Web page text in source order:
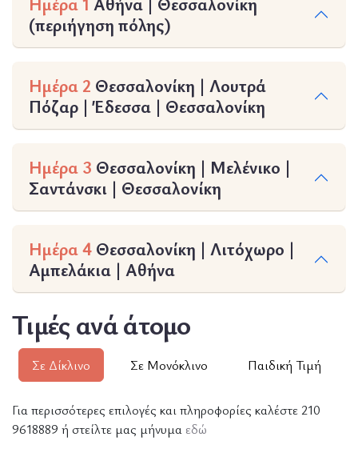
(περιήγηση πόλης)
Ημέρα 2 Θεσσαλονίκη | Λουτρά
Πόζαρ | Έδεσσα | Θεσσαλονίκη
Ημέρα 3 Θεσσαλονίκη | Μελένικο |
Σαντάνσκι | Θεσσαλονίκη
Ημέρα 4 Θεσσαλονίκη | Λιτόχωρο |
Αμπελάκια | Αθήνα
Τιμές ανά άτομο
Σε Δίκλινο Σε Μονόκλινο Παιδική Τιμή
Για περισσότερες επιλογές και πληροφορίες καλέστε 210
9618889 ή στείλτε μας μήνυμα εδώ